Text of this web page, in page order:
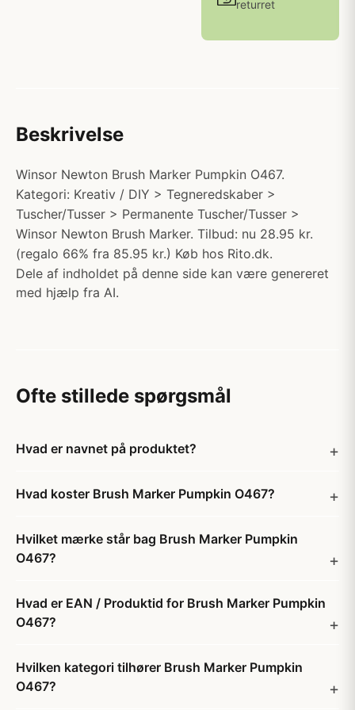
returret
Beskrivelse
Winsor Newton Brush Marker Pumpkin O467.
Kategori: Kreativ / DIY > Tegneredskaber >
Tuscher/Tusser > Permanente Tuscher/Tusser >
Winsor Newton Brush Marker. Tilbud: nu 28.95 kr.
(regalo 66% fra 85.95 kr.) Køb hos Rito.dk.
Dele af indholdet på denne side kan være genereret
med hjælp fra AI.
Ofte stillede spørgsmål
Hvad er navnet på produktet?
Hvad koster Brush Marker Pumpkin O467?
Hvilket mærke står bag Brush Marker Pumpkin
O467?
Hvad er EAN / Produktid for Brush Marker Pumpkin
O467?
Hvilken kategori tilhører Brush Marker Pumpkin
O467?